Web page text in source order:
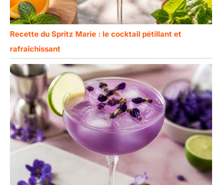
Recette du Spritz Marie : le cocktail pétillant et
rafraîchissant